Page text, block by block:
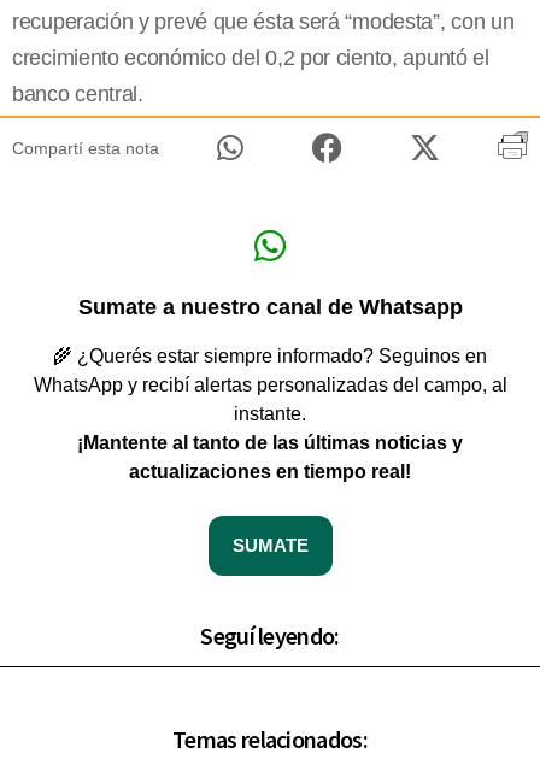
recuperación y prevé que ésta será “modesta”, con un
crecimiento económico del 0,2 por ciento, apuntó el
banco central.
Compartí esta nota
Sumate a nuestro canal de Whatsapp
🌾 ¿Querés estar siempre informado? Seguinos en
WhatsApp y recibí alertas personalizadas del campo, al
instante.
¡Mantente al tanto de las últimas noticias y
actualizaciones en tiempo real!
SUMATE
Seguí leyendo:
Temas relacionados: